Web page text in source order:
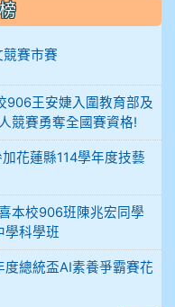
12.16%
賽市賽
王安婕入圍教育部及
競賽勇奪全國賽資格!
花蓮縣114學年度技藝
本校906班陳兆宏同學
學科學班
總統盃AI素養爭霸賽花